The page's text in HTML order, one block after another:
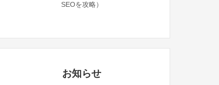
SEOを攻略）
お知らせ